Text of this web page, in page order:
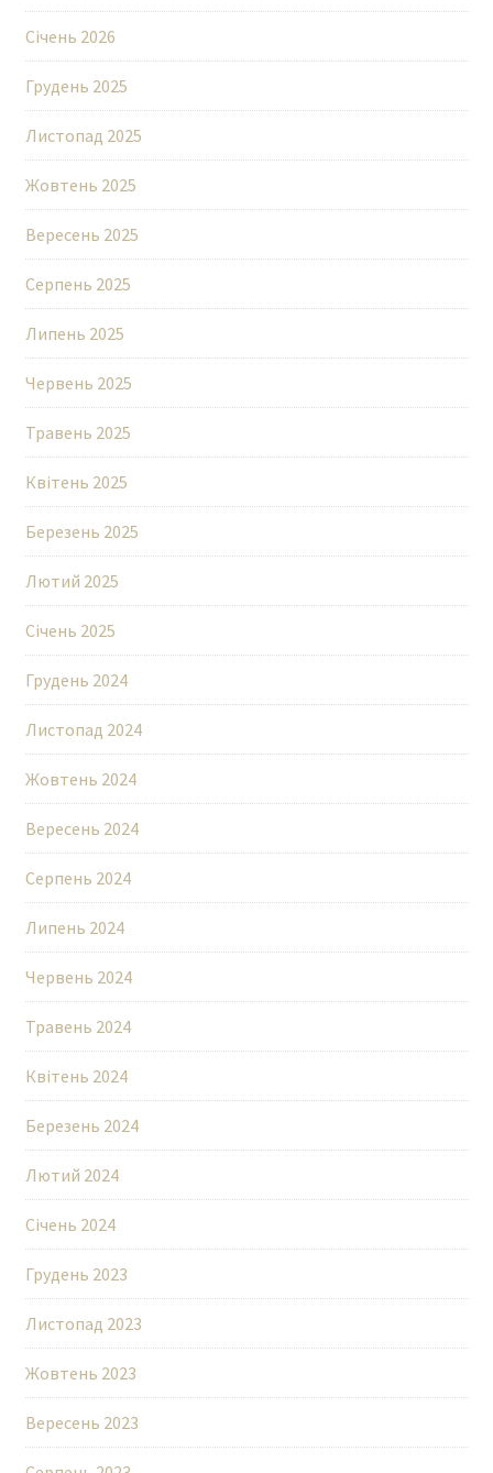
Січень 2026
Грудень 2025
Листопад 2025
Жовтень 2025
Вересень 2025
Серпень 2025
Липень 2025
Червень 2025
Травень 2025
Квітень 2025
Березень 2025
Лютий 2025
Січень 2025
Грудень 2024
Листопад 2024
Жовтень 2024
Вересень 2024
Серпень 2024
Липень 2024
Червень 2024
Травень 2024
Квітень 2024
Березень 2024
Лютий 2024
Січень 2024
Грудень 2023
Листопад 2023
Жовтень 2023
Вересень 2023